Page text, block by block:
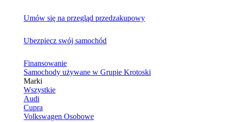
Umów się na przegląd przedzakupowy
Ubezpiecz swój samochód
Finansowanie
Samochody używane w Grupie Krotoski
Marki
Wszystkie
Audi
Cupra
Volkswagen Osobowe